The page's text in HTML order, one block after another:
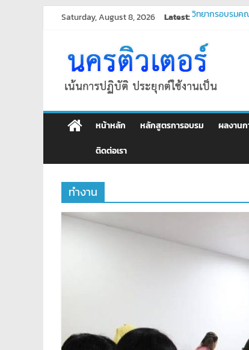
Saturday, August 8, 2026 Latest:วิทยากรอบรมค
บริการรับเขีย
บริการรับเขียน
พัฒนาระบบ ยื
ศูนย์
อบรม
คอมพิวเตอร์
สอน
พิเศษ
คอมพิวเตอร์
รับ
หน้าหลัก หลักสูตรการอบรม ผลงาน
ติดต่อเรา
ทำงาน